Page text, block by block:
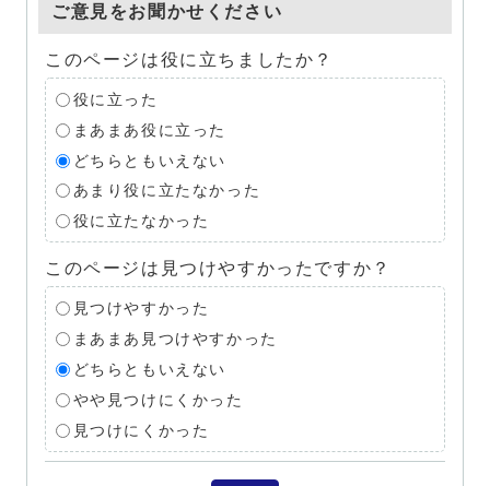
ご意見をお聞かせください
このページは役に立ちましたか？
役に立った
まあまあ役に立った
どちらともいえない
あまり役に立たなかった
役に立たなかった
このページは見つけやすかったですか？
見つけやすかった
まあまあ見つけやすかった
どちらともいえない
やや見つけにくかった
見つけにくかった